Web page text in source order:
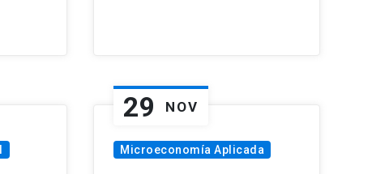
29 NOV
Microeconomía Aplicada